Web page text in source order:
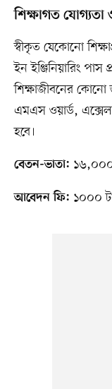
শিক্ষাগত যোগ্যতা
স্বীকৃত যেকোনো
ইন ইঞ্জিনিয়ারিং পাস
শিক্ষাজীবনের কোনো
এমএস ওয়ার্ড,
হবে।
বেতন-ভাতা:
আবেদন ফি: ১০০০